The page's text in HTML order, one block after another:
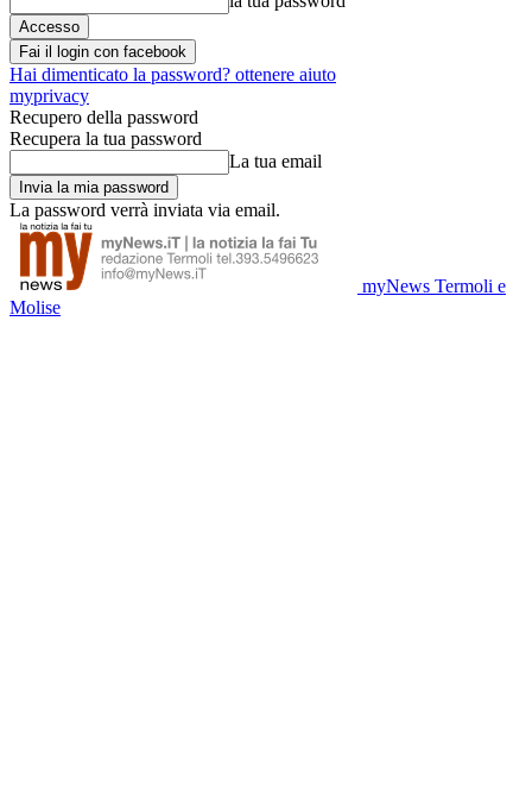
Fai il login con facebook
Hai dimenticato la password? ottenere aiuto
myprivacy
Recupero della password
Recupera la tua password
La tua email
La password verrà inviata via email.
myNews Termoli e
Molise